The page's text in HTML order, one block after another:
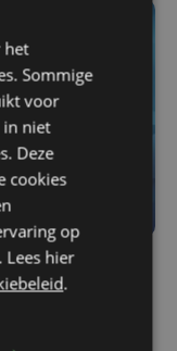
is na
het
Sommige
voor
in niet
Deze
cookies
op
Lees hier
.